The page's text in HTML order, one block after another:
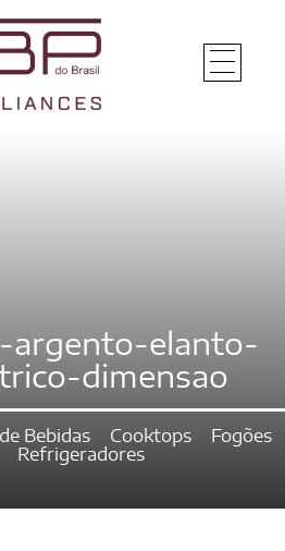
argento-elanto-
dimensao
Bebidas Cooktops
Fogões
Refrigeradores